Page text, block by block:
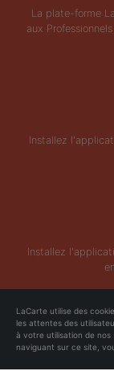
La plate-forme
aux
Installez
Installez
LaCarte utilise des
les attentes des
à votre utilisation de nos
naviguant sur ce site,